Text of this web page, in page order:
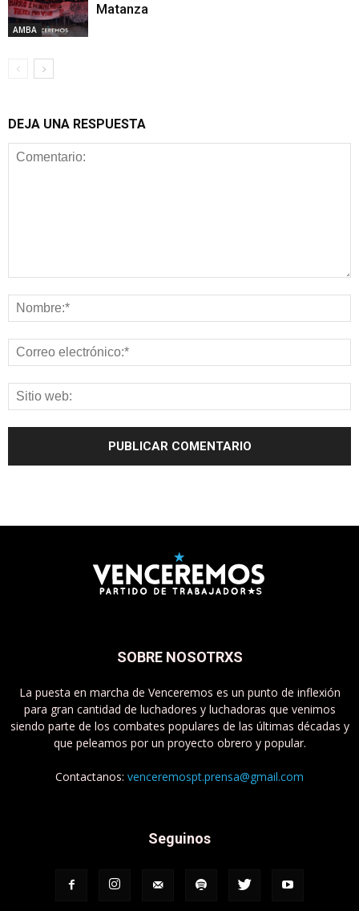
AMBA
Matanza
DEJA UNA RESPUESTA
SOBRE NOSOTRXS
La puesta en marcha de Venceremos es un punto de inflexión
para gran cantidad de luchadores y luchadoras que venimos
siendo parte de los combates populares de las últimas décadas y
que peleamos por un proyecto obrero y popular.
Contactanos: venceremospt.prensa@gmail.com
Seguinos